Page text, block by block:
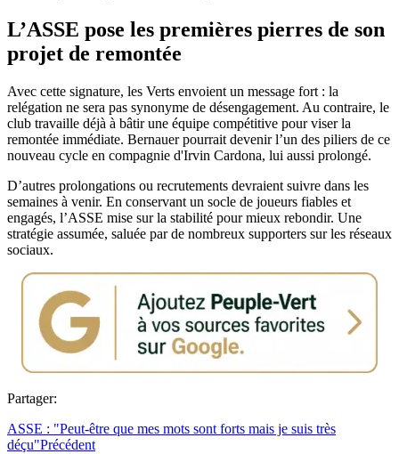
L’ASSE pose les premières pierres de son
projet de remontée
Avec cette signature, les Verts envoient un message fort : la
relégation ne sera pas synonyme de désengagement. Au contraire, le
club travaille déjà à bâtir une équipe compétitive pour viser la
remontée immédiate. Bernauer pourrait devenir l’un des piliers de ce
nouveau cycle en compagnie d'Irvin Cardona, lui aussi prolongé.
D’autres prolongations ou recrutements devraient suivre dans les
semaines à venir. En conservant un socle de joueurs fiables et
engagés, l’ASSE mise sur la stabilité pour mieux rebondir. Une
stratégie assumée, saluée par de nombreux supporters sur les réseaux
sociaux.
Partager:
ASSE : "Peut-être que mes mots sont forts mais je suis très
déçu"Précédent